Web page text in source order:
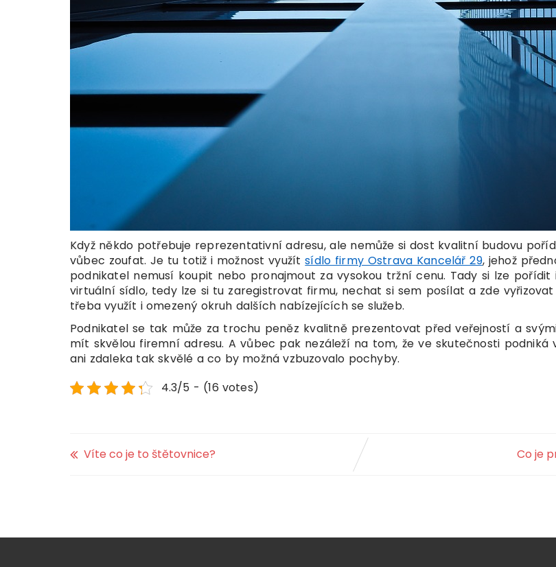
Když někdo potřebuje reprezentativní adresu, ale nemůže si dost kvalitní budovu
vůbec zoufat. Je tu totiž i možnost využítsídlo firmy Ostrava Kancelář 29, jehož
podnikatel nemusí koupit nebo pronajmout za vysokou tržní cenu. Tady si lze pořídit
virtuální sídlo, tedy lze si tu zaregistrovat firmu, nechat si sem posílat a zde
třeba využít i omezený okruh dalších nabízejících se služeb.
Podnikatel se tak může za trochu peněz kvalitně prezentovat před veřejností a
mít skvělou firemní adresu. A vůbec pak nezáleží na tom, že ve skutečnosti podniká
ani zdaleka tak skvělé a co by možná vzbuzovalo pochyby.
4.3/5 - (16 votes)
Víte co je to štětovnice? Co je